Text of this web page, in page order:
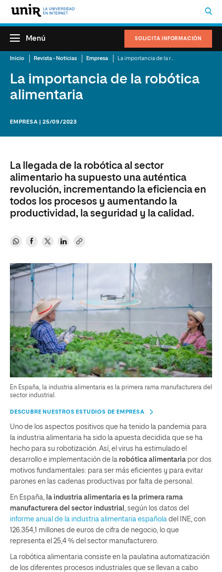
SOLICITA INFORMACIÓN
Menú
Inicio Revista - Noticias Empresa
La importancia de la robótica
alimentaria
EMPRESA | 25/09/2023
La llegada de la robótica al sector
alimentario ha supuesto una auténtica
revolución, incrementando la eficiencia en
todos los procesos y aumentando la
productividad, la seguridad y la calidad.
En España, la industria alimentaria es la primera rama manufacturera del
sector industrial.
DESCUBRE NUESTROS ESTUDIOS DE EMPRESA
Uno de los aspectos positivos que ha tenido la pandemia para
la industria alimentaria ha sido la apuesta decidida que se ha
hecho para su robotización. Así, el virus ha estimulado el
desarrollo e implementación de la robótica alimentaria por dos
motivos fundamentales: para ser más eficientes y para evitar
parones en las cadenas productivas por falta de personal.
En España,
la industria alimentaria es la primera rama
manufacturera del sector industrial
, según los datos del
informe anual de la industria alimentaria española del INE, con
126.354,1 millones de euros de cifra de negocio, lo que
representa el 25,4 % del sector manufacturero.
La robótica alimentaria consiste en la paulatina automatización
de los diferentes procesos industriales que se llevan a cabo